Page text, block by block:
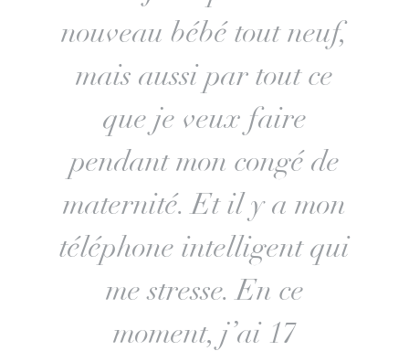
nouveau bébé tout neuf,
mais aussi par tout ce
que je veux faire
pendant mon congé de
maternité. Et il y a mon
téléphone intelligent qui
me stresse. En ce
moment, j’ai 17